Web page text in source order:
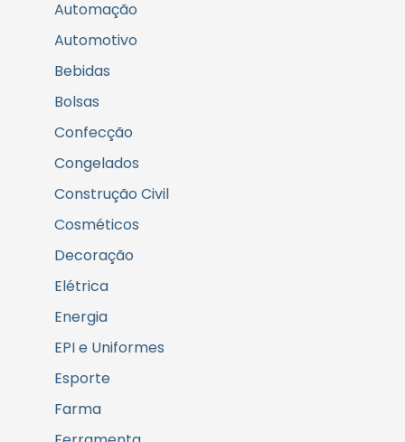
Automação
Automotivo
Bebidas
Bolsas
Confecção
Congelados
Construção Civil
Cosméticos
Decoração
Elétrica
Energia
EPI e Uniformes
Esporte
Farma